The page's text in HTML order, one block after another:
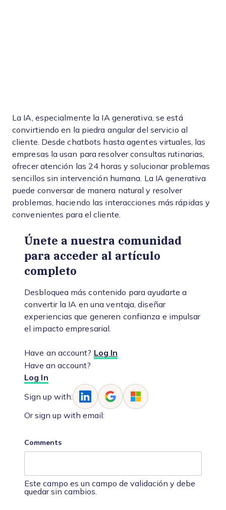
La IA, especialmente la IA generativa, se está
convirtiendo en la piedra angular del servicio al
cliente. Desde chatbots hasta agentes virtuales, las
empresas la usan para resolver consultas rutinarias,
ofrecer atención las 24 horas y solucionar problemas
sencillos sin intervención humana. La IA generativa
puede conversar de manera natural y resolver
problemas, haciendo las interacciones más rápidas y
convenientes para el cliente.
Únete a nuestra comunidad
para acceder al artículo
completo
Desbloquea más contenido para ayudarte a
convertir la IA en una ventaja, diseñar
experiencias que generen confianza e impulsar
el impacto empresarial.
Have an account? Log In
Have an account?
Log In
Sign up with:
Or sign up with email:
Comments
Este campo es un campo de validación y debe
quedar sin cambios.